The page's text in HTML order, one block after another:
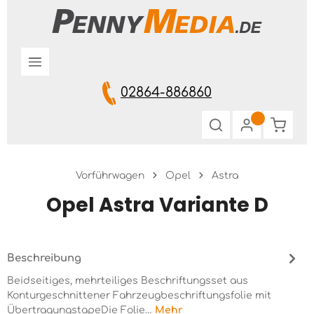
Zum Hauptinhalt springen
02864-886860
Vorführwagen Opel Astra
Opel Astra Variante D
Beschreibung
Beidseitiges, mehrteiliges Beschriftungsset aus
Konturgeschnittener Fahrzeugbeschriftungsfolie mit
ÜbertragungstapeDie Folie… Mehr